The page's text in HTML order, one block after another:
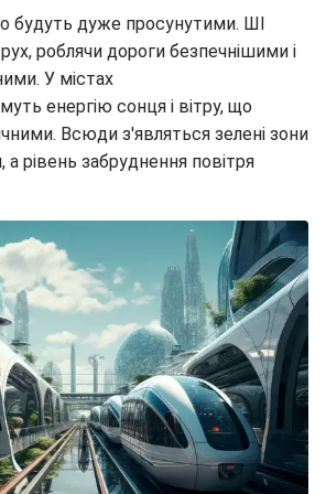
будуть дуже просунутими. ШІ
роблячи дороги безпечнішими і
У містах
енергію сонця і вітру, що
Всюди з'являться зелені зони
а рівень забруднення повітря